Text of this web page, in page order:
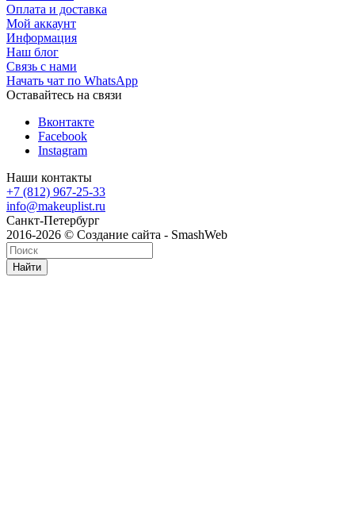
Оплата и доставка
Мой аккаунт
Информация
Наш блог
Связь с нами
Начать чат по WhatsApp
Оставайтесь на связи
Вконтакте
Facebook
Instagram
Наши контакты
+7 (812) 967-25-33
info@makeuplist.ru
Санкт-Петербург
2016-2026 © Создание сайта - SmashWeb
Найти